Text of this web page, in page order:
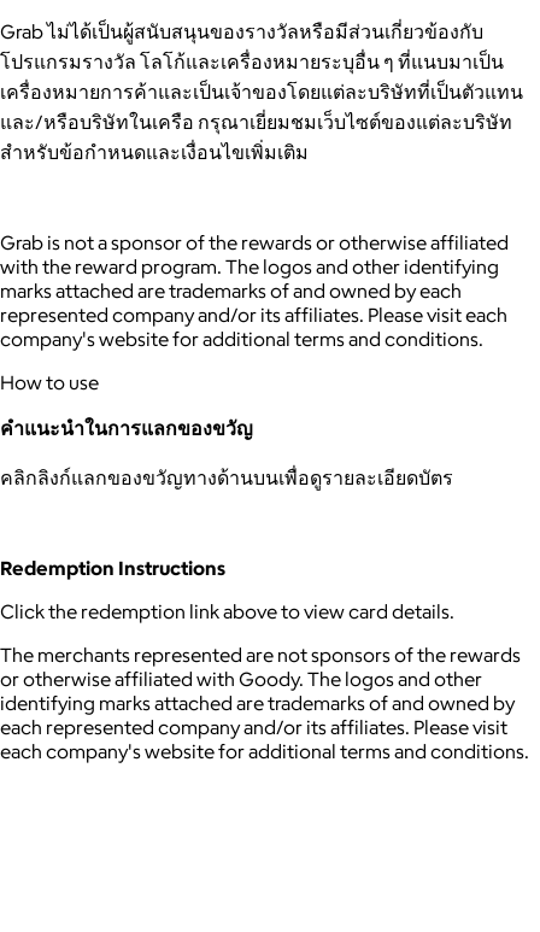
Grab ไม่ได้เป็นผู้สนับสนุนของรางวัลหรือมีส่วนเกี่ยวข้องกับ
โปรแกรมรางวัล โลโก้และเครื่องหมายระบุอื่น ๆ ที่แนบมาเป็น
เครื่องหมายการค้าและเป็นเจ้าของโดยแต่ละบริษัทที่เป็นตัวแทน
และ/หรือบริษัทในเครือ กรุณาเยี่ยมชมเว็บไซต์ของแต่ละบริษัท
สำหรับข้อกำหนดและเงื่อนไขเพิ่มเติม
Grab is not a sponsor of the rewards or otherwise affiliated
with the reward program. The logos and other identifying
marks attached are trademarks of and owned by each
represented company and/or its affiliates. Please visit each
company's website for additional terms and conditions.
How to use
คำแนะนำในการแลกของขวัญ
คลิกลิงก์แลกของขวัญทางด้านบนเพื่อดูรายละเอียดบัตร
Redemption Instructions
Click the redemption link above to view card details.
The merchants represented are not sponsors of the rewards
or otherwise affiliated with Goody. The logos and other
identifying marks attached are trademarks of and owned by
each represented company and/or its affiliates. Please visit
each company's website for additional terms and conditions.